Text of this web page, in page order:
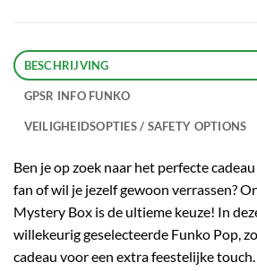
BESCHRIJVING
GPSR INFO FUNKO
VEILIGHEIDSOPTIES / SAFETY OPTIONS
Ben je op zoek naar het perfecte
fan of wil je jezelf gewoon verrassen?
Mystery Box is de ultieme keuze! In
willekeurig geselecteerde Funko Pop,
cadeau voor een extra feestelijke touch.